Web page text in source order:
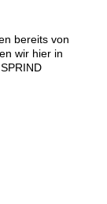
bereits von
wir hier in